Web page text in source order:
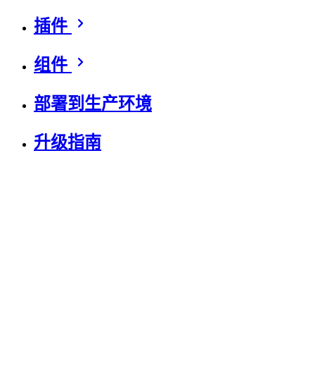
插件
组件
部署到生产环境
升级指南